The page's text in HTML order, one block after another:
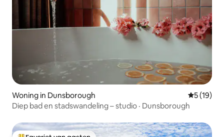
Woning in Dunsborough
5 (19)
Diep bad en stadswandeling – studio · Dunsborough